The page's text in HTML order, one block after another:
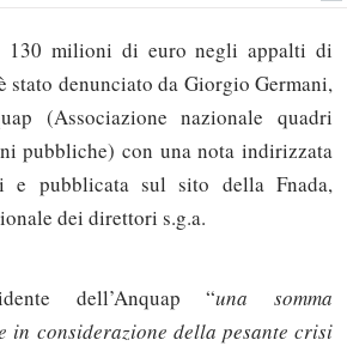
130 milioni di euro negli appalti di
stato denunciato da Giorgio Germani,
(Associazione nazionale quadri
pubbliche) con una nota indirizzata
e pubblicata sul sito della Fnada,
dei direttori s.g.a.
dell’Anquap “una somma
in considerazione della pesante crisi